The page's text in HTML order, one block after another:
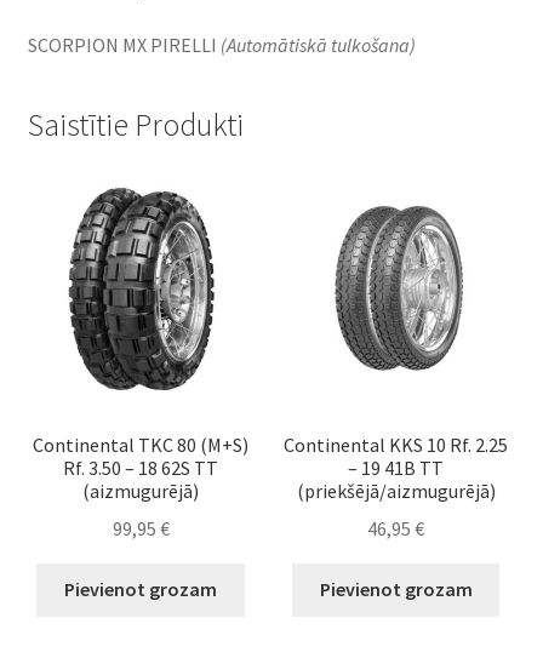
SCORPION MX PIRELLI (Automātiskā tulkošana)
Saistītie Produkti
Continental TKC 80 (M+S)
Rf. 3.50 – 18 62S TT
(aizmugurējā)
99,95 €
Pievienot grozam
Continental KKS 10 Rf. 2.25
– 19 41B TT
(priekšējā/aizmugurējā)
46,95€
Pievienot grozam